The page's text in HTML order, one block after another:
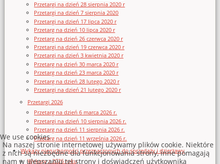
Przetargi na dzień 28 sierpnia 2020 r
Przetargi na dzień 7 sierpnia 2020
Przetargi na dzień 17 lipca 2020 r
Przetarg na dzień 10 lipca 2020 r
Przetarg na dzień 26 czerwca 2020 r
Przetargi na dzień 19 czerwca 2020 r
Przetargi na dzień 3 kwietnia 2020 r
Przetarg na dzień 30 marca 2020 r
Przetarg na dzień 23 marca 2020 r
Przetarg na dzień 28 lutego 2020 r
Przetargi na dzień 21 lutego 2020 r
Przetargi 2026
Przetarg na dzień 6 marca 2026 r.
Przetargi na dzień 10 sierpnia 2026 r.
Przetarg na dzień 11 sierpnia 2026 r.
Przetarg na dzień 11 września 2026 r.
Wykazy nieruchomości przeznaczonych do sprzedaży i dzierżawy
Wykazy z 2026 roku
We use cookies
Na naszej stronie internetowej używamy plików cookie. Niektóre
z nich są niezbędne dla funkcjonowania strony, inne pomagają
nam w ulepszaniu tej strony i doświadczeń użytkownika